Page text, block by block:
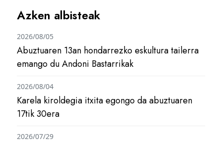
Azken albisteak
Abuztuaren 13an hondarrezko eskultura tailerra
emango du Andoni Bastarrikak
2026/08/05
Karela kiroldegia itxita egongo da abuztuaren
17tik 30era
2026/08/04
2026/07/29